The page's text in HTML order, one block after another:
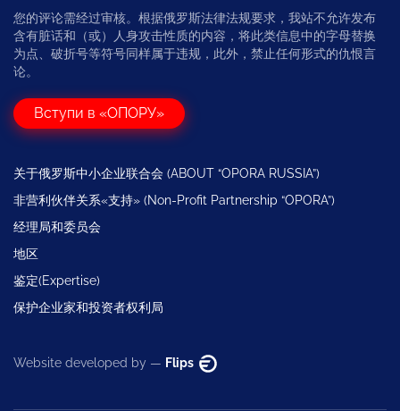
您的评论需经过审核。根据俄罗斯法律法规要求，我站不允许发布
含有脏话和（或）人身攻击性质的内容，将此类信息中的字母替换
为点、破折号等符号同样属于违规，此外，禁止任何形式的仇恨言
论。
Вступи в «ОПОРУ»
关于俄罗斯中小企业联合会 (ABOUT “OPORA RUSSIA”)
非营利伙伴关系«支持» (Non-Profit Partnership “OPORA”)
经理局和委员会
地区
鉴定(Expertise)
保护企业家和投资者权利局
Website developed by — Flips